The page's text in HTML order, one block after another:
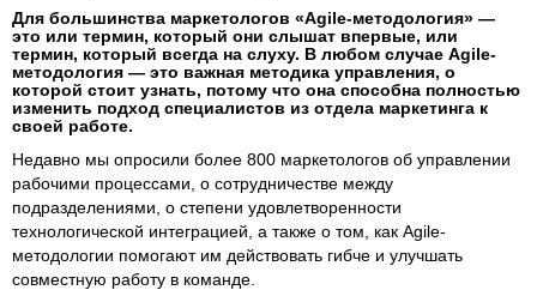
Для большинства маркетологов «Agile-методология» —
это или термин, который они слышат впервые, или
термин, который всегда на слуху. В любом случае Agile-
методология — это важная методика управления, о
которой стоит узнать, потому что она способна полностью
изменить подход специалистов из отдела маркетинга к
своей работе.
Недавно мы опросили более 800 маркетологов об управлении
рабочими процессами, о сотрудничестве между
подразделениями, о степени удовлетворенности
технологической интеграцией, а также о том, как Agile-
методологии помогают им действовать гибче и улучшать
совместную работу в команде.